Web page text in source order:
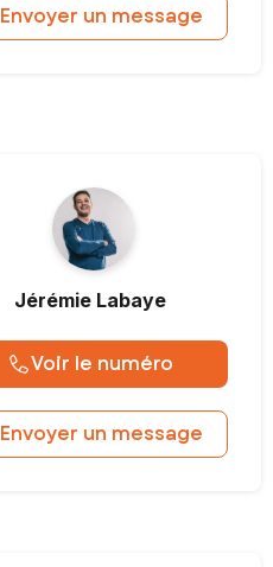
Envoyer un message
Jérémie Labaye
Voir le numéro
Envoyer un message